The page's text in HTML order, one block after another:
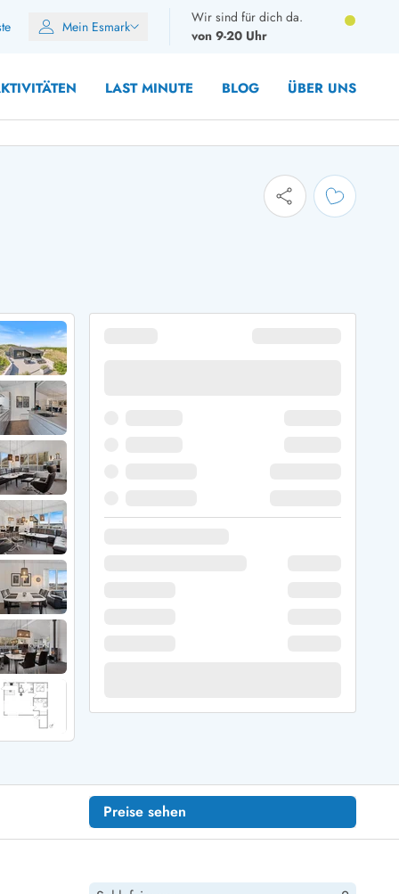
Mein Esmark
Wir sind für dich da.
von 9-20 Uhr
LAST MINUTE BLOG ÜBER UNS
Weihnachten
Silvester
Fjord
Klit
Strand
Husby
Preise sehen